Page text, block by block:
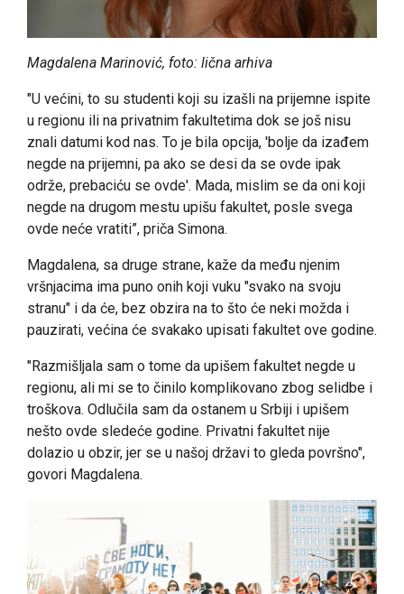
Magdalena Marinović, foto: lična arhiva
"U većini, to su studenti koji su izašli na prijemne ispite
u regionu ili na privatnim fakultetima dok se još nisu
znali datumi kod nas. To je bila opcija, 'bolje da izađem
negde na prijemni, pa ako se desi da se ovde ipak
održe, prebaciću se ovde'. Mada, mislim se da oni koji
negde na drugom mestu upišu fakultet, posle svega
ovde neće vratiti”, priča Simona.
Magdalena, sa druge strane, kaže da među njenim
vršnjacima ima puno onih koji vuku "svako na svoju
stranu" i da će, bez obzira na to što će neki možda i
pauzirati, većina će svakako upisati fakultet ove godine.
"Razmišljala sam o tome da upišem fakultet negde u
regionu, ali mi se to činilo komplikovano zbog selidbe i
troškova. Odlučila sam da ostanem u Srbiji i upišem
nešto ovde sledeće godine. Privatni fakultet nije
dolazio u obzir, jer se u našoj državi to gleda površno",
govori Magdalena.